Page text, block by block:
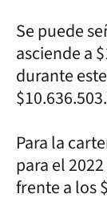
Se puede
asciende a
durante
Para la
para el
frente a los